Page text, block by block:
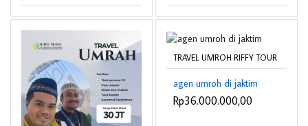
TRAVEL UMROH RIFFY TOUR
agen umroh di jaktim
Rp36.000.000,00